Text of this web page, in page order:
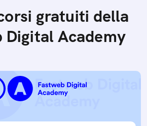
gratuiti della
Digital Academy